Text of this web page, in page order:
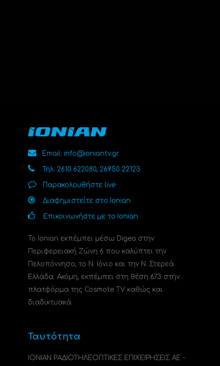
Email: info@ioniantv.gr
Τηλ: 2610 622080, 26950 22123
Παρακολουθήστε live
Διαφημιστείτε στο Ionian
Επικοινωνήστε με το Ionian
Το Ionian εκπέμπει μέσω Digea στην
Περιφερειακή Ζώνη 6 που καλύπτει την
Πελοπόννησο, το N. Ιόνιο και την Ν. Στερεά
Ελλάδα. Ακόμη, εκπέμπει στη θέση 673 στην
πλατφόρμα της Cosmote TV καθώς και
διαδικτυακά.
Ταυτότητα
ΙΟΝΙΑΝ ΡΑΔΙΟΤΗΛΕΟΠΤΙΚΕΣ ΕΠΙΧΕΙΡΗΣΕΙΣ ΑΕ -